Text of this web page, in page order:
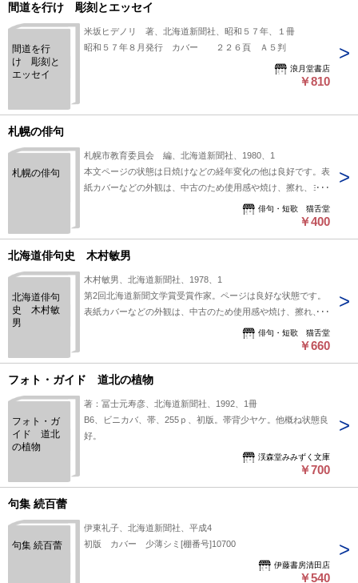
間道を行け 彫刻とエッセイ
間道を行
け 彫刻と
エッセイ
米坂ヒデノリ 著、北海道新聞社、昭和５７年、１冊
昭和５７年８月発行 カバー ２２６頁 Ａ５判
浪月堂書店
￥810
札幌の俳句
札幌の俳句
札幌市教育委員会 編、北海道新聞社、1980、1
本文ページの状態は日焼けなどの経年変化の他は良好です。表
紙カバーなどの外観は、中古のため使用感や焼け、擦れ、ヨ
レ、細かな傷などがあります。帯はありません。
俳句・短歌 猫舌堂
￥400
北海道俳句史 木村敏男
北海道俳句
史 木村敏
男
木村敏男、北海道新聞社、1978、1
第2回北海道新聞文学賞受賞作家。ページは良好な状態です。
表紙カバーなどの外観は、中古のため使用感や焼け、擦れ、ヨ
レ、細かな傷などがあります。帯はありません。大型本
俳句・短歌 猫舌堂
￥660
フォト・ガイド 道北の植物
フォト・ガ
イド 道北
の植物
著：冨士元寿彦、北海道新聞社、1992、1冊
B6、ビニカバ、帯、255ｐ、初版。帯背少ヤケ。他概ね状態良
好。
渓森堂みみずく文庫
￥700
句集 続百蕾
句集 続百蕾
伊東礼子、北海道新聞社、平成4
初版 カバー 少薄シミ[棚番号]10700
伊藤書房清田店
￥540